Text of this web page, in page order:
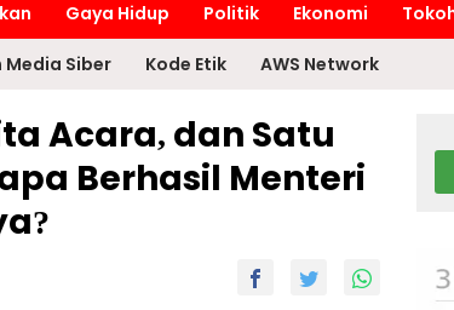
Gaya Hidup Politik Ekonomi
Media Siber Kode Etik AWS Network
Acara, dan Satu
Berhasil Menteri